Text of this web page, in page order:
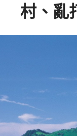
村、亂